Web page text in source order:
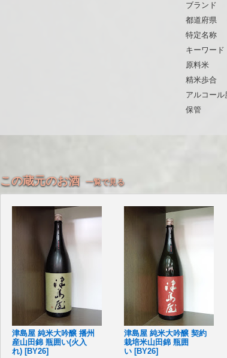
ブランド
都道府県
特定名称
キーワード
原料米
精米歩合
アルコール
保管
この蔵元のお酒 一覧で見る
津島屋 純米大吟醸 播州
産山田錦 瓶囲い(火入
れ) [BY26]
津島屋 純米大吟醸 契約
栽培米山田錦 瓶囲
い [BY26]